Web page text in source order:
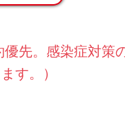
先。感染症対策
す。）